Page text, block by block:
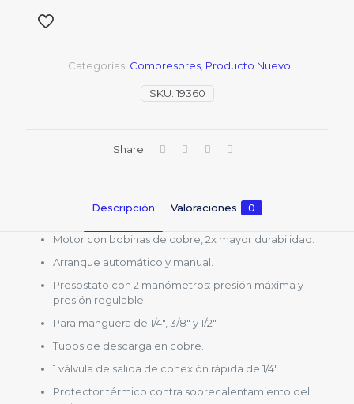
SKU: 19360
Categorías: Compresores, Producto Nuevo
Share
Descripción Valoraciones 0
Motor con bobinas de cobre, 2x mayor durabilidad.
Arranque automático y manual.
Presostato con 2 manómetros: presión máxima y
presión regulable.
Para manguera de 1/4″, 3/8″ y 1/2″.
Tubos de descarga en cobre.
1 válvula de salida de conexión rápida de 1/4″.
Protector térmico contra sobrecalentamiento del